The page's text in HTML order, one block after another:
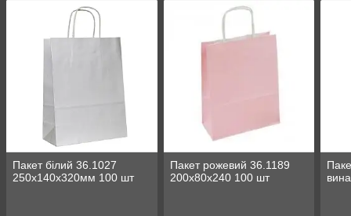
Пакет білий 36.1027
250х140х320мм 100 шт
Пакет рожевий 36.1189
200х80х240 100 шт